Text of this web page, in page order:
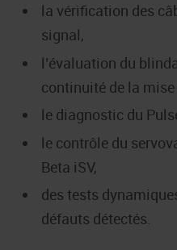
la vérification des
signal,
l’évaluation du
continuité de la mise
le diagnostic du
le contrôle du
Beta iSV,
des tests
défauts détectés.